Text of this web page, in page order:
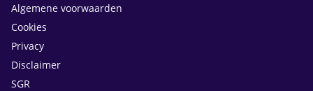
Algemene voorwaarden
Cookies
Privacy
Disclaimer
SGR